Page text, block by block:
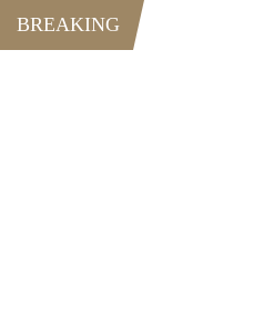
BREAKING